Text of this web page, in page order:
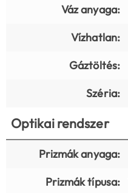
Váz anyaga:
Vízhatlan:
Gáztöltés:
Széria:
Optikai rendszer
Prizmák anyaga:
Prizmák típusa: